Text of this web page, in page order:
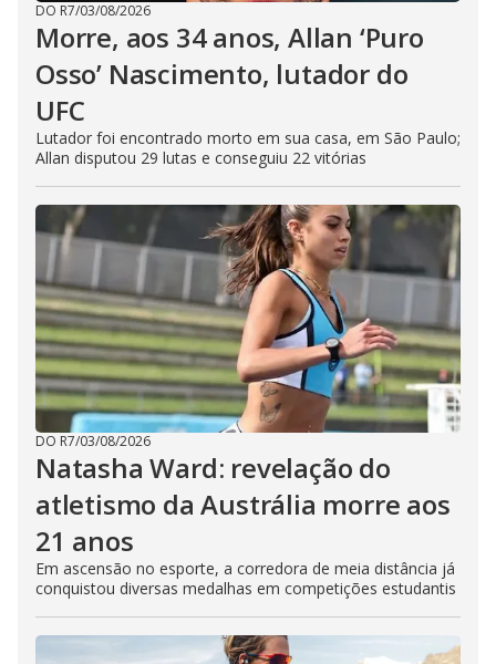
DO R7/03/08/2026
Morre, aos 34 anos, Allan ‘Puro
Osso’ Nascimento, lutador do
UFC
Lutador foi encontrado morto em sua casa, em São Paulo;
Allan disputou 29 lutas e conseguiu 22 vitórias
DO R7/03/08/2026
Natasha Ward: revelação do
atletismo da Austrália morre aos
21 anos
Em ascensão no esporte, a corredora de meia distância já
conquistou diversas medalhas em competições estudantis